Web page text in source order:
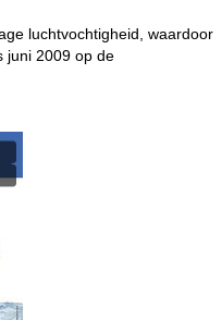
luchtvochtigheid, waardoor
juni 2009 op de